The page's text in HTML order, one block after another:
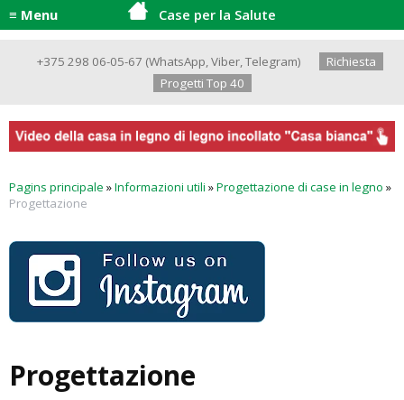
≡ Menu Case per la Salute
+375 298 06-05-67 (WhatsApp,Viber,Telegram)
Richiesta
Progetti Top 40
Pagins principale »Informazioni utili »Progettazione di case in legno »
Progettazione
Progettazione